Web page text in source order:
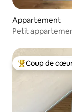
Appartement
Petit
Coups de cœur
Coup de